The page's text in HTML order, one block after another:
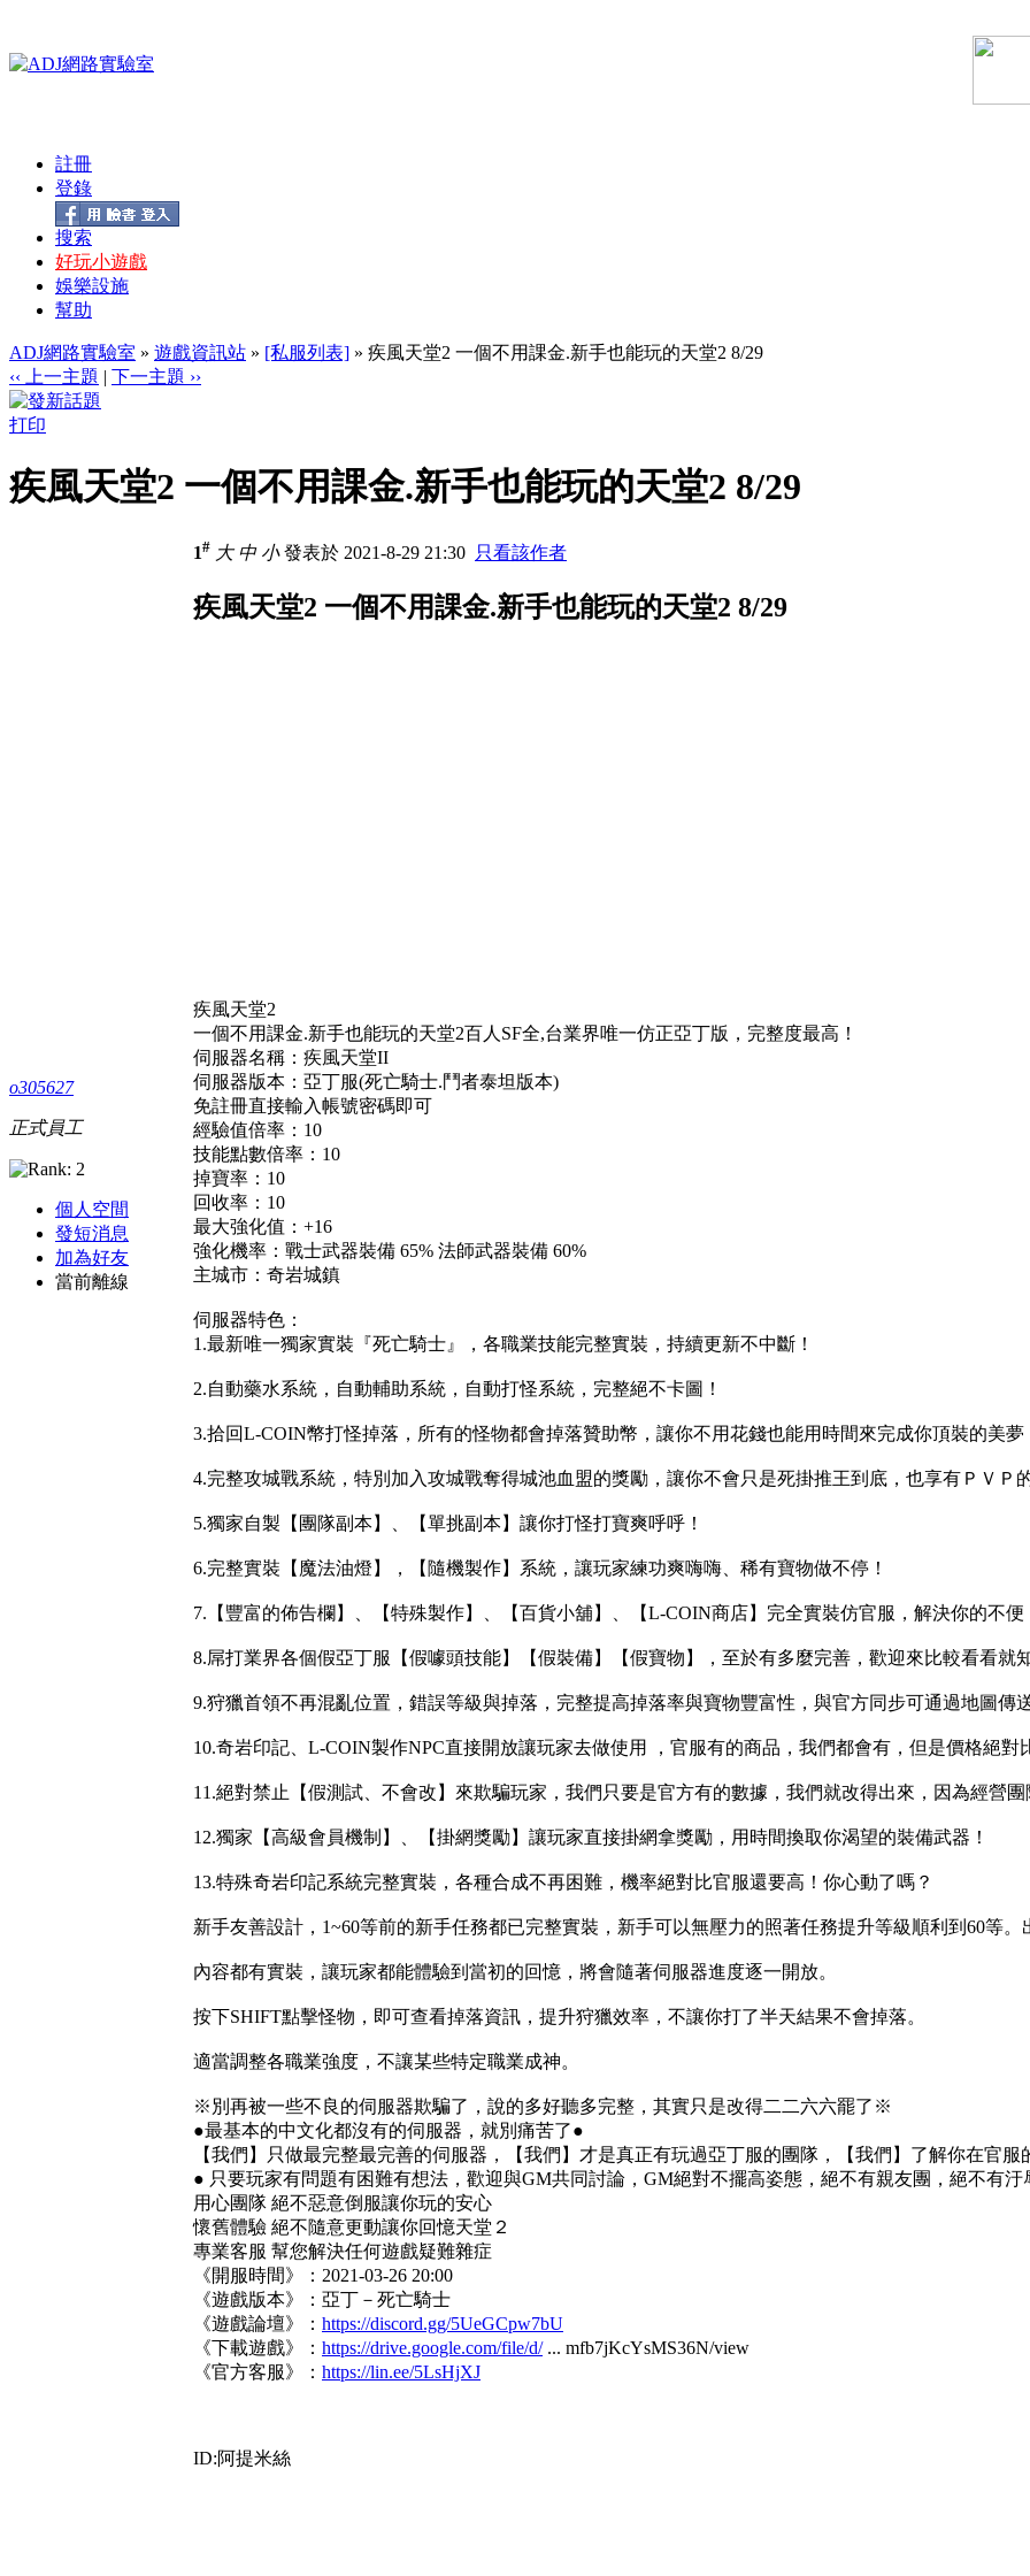
註冊
登錄
搜索
好玩小遊戲
娛樂設施
幫助
ADJ網路實驗室 » 遊戲資訊站 » [私服列表] » 疾風天堂2 一個不用課金.新手也能玩的天堂2 8/29
‹‹ 上一主題 | 下一主題 ››
打印
疾風天堂2 一個不用課金.新手也能玩的天堂2 8/29
o305627
正式員工
個人空間
發短消息
加為好友
當前離線
1# 大 中 小發表於 2021-8-29 21:30 只看該作者
疾風天堂2 一個不用課金.新手也能玩的天堂2 8/29
疾風天堂2
一個不用課金.新手也能玩的天堂2百人SF全,台業界唯一仿正亞丁版，完整度最高！
伺服器名稱：疾風天堂II
伺服器版本：亞丁服(死亡騎士.鬥者泰坦版本)
免註冊直接輸入帳號密碼即可
經驗值倍率：10
技能點數倍率：10
掉寶率：10
回收率：10
最大強化值：+16
強化機率：戰士武器裝備 65% 法師武器裝備 60%
主城市：奇岩城鎮
伺服器特色：
1.最新唯一獨家實裝『死亡騎士』，各職業技能完整實裝，持續更新不中斷！
2.自動藥水系統，自動輔助系統，自動打怪系統，完整絕不卡圖！
3.拾回L-COIN幣打怪掉落，所有的怪物都會掉落贊助幣，讓你不用花錢也能用時間來完成你頂裝的美夢
4.完整攻城戰系統，特別加入攻城戰奪得城池血盟的獎勵，讓你不會只是死掛推王到底，也享有ＰＶＰ
5.獨家自製【團隊副本】、【單挑副本】讓你打怪打寶爽呼呼！
6.完整實裝【魔法油燈】，【隨機製作】系統，讓玩家練功爽嗨嗨、稀有寶物做不停！
7.【豐富的佈告欄】、【特殊製作】、【百貨小舖】、【L-COIN商店】完全實裝仿官服，解決你的不便
8.屌打業界各個假亞丁服【假噱頭技能】【假裝備】【假寶物】，至於有多麼完善，歡迎來比較看看就
9.狩獵首領不再混亂位置，錯誤等級與掉落，完整提高掉落率與寶物豐富性，與官方同步可通過地圖傳
10.奇岩印記、L-COIN製作NPC直接開放讓玩家去做使用 ，官服有的商品，我們都會有，但是價格絕對
11.絕對禁止【假測試、不會改】來欺騙玩家，我們只要是官方有的數據，我們就改得出來，因為經營團
12.獨家【高級會員機制】、【掛網獎勵】讓玩家直接掛網拿獎勵，用時間換取你渴望的裝備武器！
13.特殊奇岩印記系統完整實裝，各種合成不再困難，機率絕對比官服還要高！你心動了嗎？
新手友善設計，1~60等前的新手任務都已完整實裝，新手可以無壓力的照著任務提升等級順利到60等
內容都有實裝，讓玩家都能體驗到當初的回憶，將會隨著伺服器進度逐一開放。
按下SHIFT點擊怪物，即可查看掉落資訊，提升狩獵效率，不讓你打了半天結果不會掉落。
適當調整各職業強度，不讓某些特定職業成神。
※別再被一些不良的伺服器欺騙了，說的多好聽多完整，其實只是改得二二六六罷了※
●最基本的中文化都沒有的伺服器，就別痛苦了●
【我們】只做最完整最完善的伺服器，【我們】才是真正有玩過亞丁服的團隊，【我們】了解你在官服
● 只要玩家有問題有困難有想法，歡迎與GM共同討論，GM絕對不擺高姿態，絕不有親友團，絕不有汙
用心團隊 絕不惡意倒服讓你玩的安心
懷舊體驗 絕不隨意更動讓你回憶天堂２
專業客服 幫您解決任何遊戲疑難雜症
《開服時間》：2021-03-26 20:00
《遊戲版本》：亞丁－死亡騎士
《遊戲論壇》： https://discord.gg/5UeGCpw7bU
《下載遊戲》： https://drive.google.com/file/d/... mfb7jKcYsMS36N/view
《官方客服》： https://lin.ee/5LsHjXJ
ID:阿提米絲